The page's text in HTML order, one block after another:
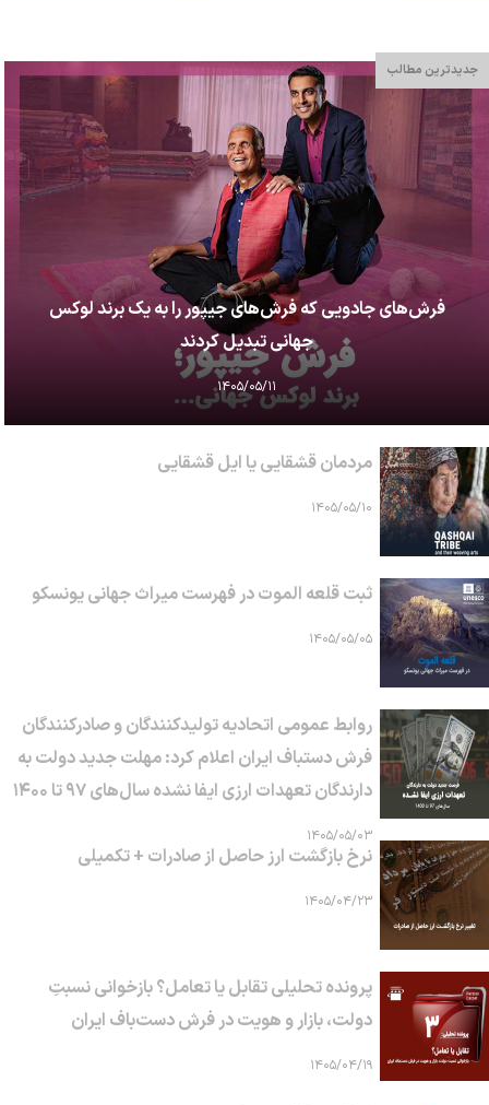
جدیدترین مطالب
فرش‌های جادویی که فرش‌های جیپور را به یک برند لوکس
جهانی تبدیل کردند
۱۴۰۵/۰۵/۱۱
مردمان قشقایی یا ایل قشقایی
۱۴۰۵/۰۵/۱۰
ثبت قلعه الموت در فهرست میراث جهانی یونسکو
۱۴۰۵/۰۵/۰۵
روابط عمومی اتحادیه تولیدکنندگان و صادرکنندگان
فرش دستباف ایران اعلام کرد: مهلت جدید دولت به
دارندگان تعهدات ارزی ایفا نشده سال‌های ۹۷ تا ۱۴۰۰
۱۴۰۵/۰۵/۰۳
نرخ بازگشت ارز حاصل از صادرات + تکمیلی
۱۴۰۵/۰۴/۲۳
پرونده تحلیلی تقابل یا تعامل؟ بازخوانی نسبتِ
دولت، بازار و هویت در فرش دست‌باف ایران
۱۴۰۵/۰۴/۱۹